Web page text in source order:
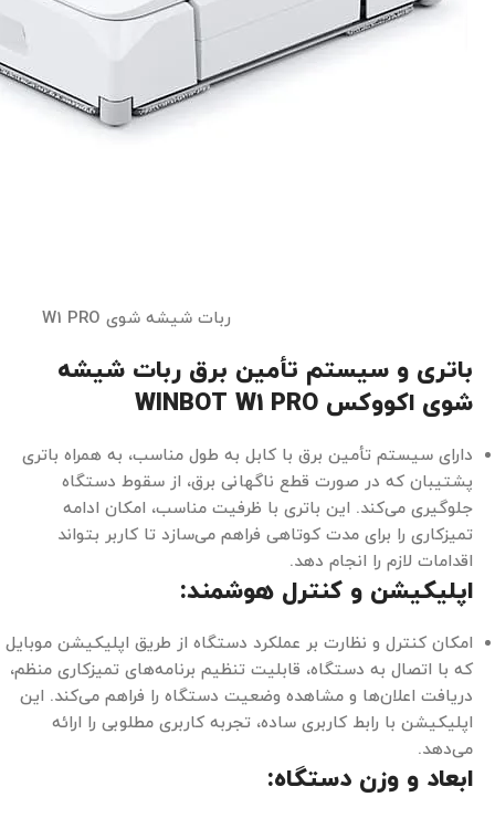
ربات شیشه شوی W1 PRO
باتری و سیستم تأمین برق ربات شیشه
شوی اکووکس WINBOT W1 PRO
دارای سیستم تأمین برق با کابل به طول مناسب، به همراه باتری
پشتیبان که در صورت قطع ناگهانی برق، از سقوط دستگاه
جلوگیری می‌کند. این باتری با ظرفیت مناسب، امکان ادامه
تمیزکاری را برای مدت کوتاهی فراهم می‌سازد تا کاربر بتواند
اقدامات لازم را انجام دهد.
اپلیکیشن و کنترل هوشمند:
امکان کنترل و نظارت بر عملکرد دستگاه از طریق اپلیکیشن موبایل
که با اتصال به دستگاه، قابلیت تنظیم برنامه‌های تمیزکاری منظم،
دریافت اعلان‌ها و مشاهده وضعیت دستگاه را فراهم می‌کند. این
اپلیکیشن با رابط کاربری ساده، تجربه کاربری مطلوبی را ارائه
می‌دهد.
ابعاد و وزن دستگاه: